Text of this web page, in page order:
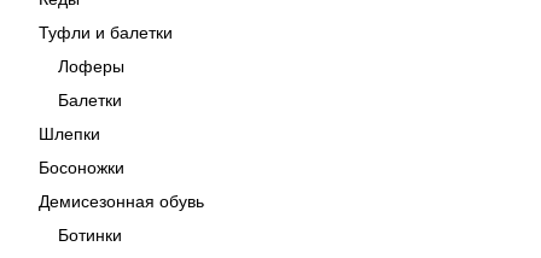
Туфли и балетки
Лоферы
Балетки
Шлепки
Босоножки
Демисезонная обувь
Ботинки